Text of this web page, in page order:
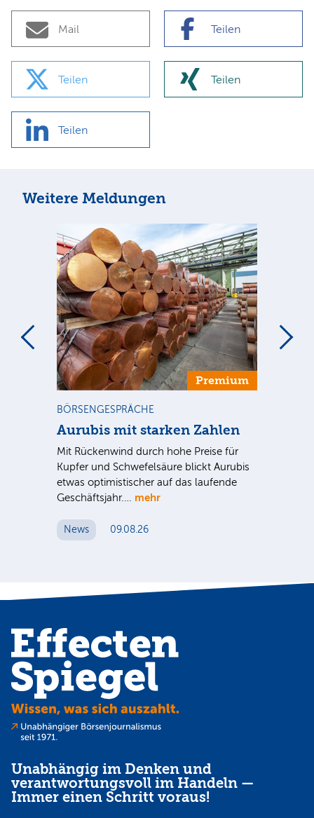
Mail Teilen
Teilen Teilen
Teilen
Weitere Meldungen
Premium
BÖRSENGESPRÄCHE
Aurubis mit starken Zahlen
Mit Rückenwind durch hohe Preise für
Kupfer und Schwefelsäure blickt Aurubis
etwas optimistischer auf das laufende
Geschäftsjahr.… mehr
News 09.08.26
Unabhängig im Denken und
verantwortungsvoll im Handeln —
Immer einen Schritt voraus!